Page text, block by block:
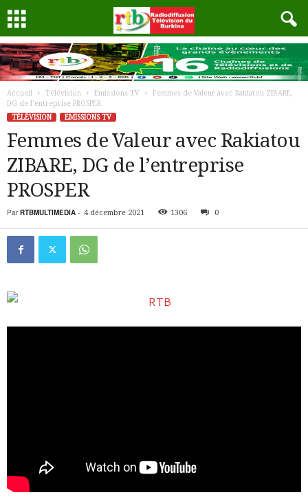
Accueil Télévision Emissions TV
Femmes de Valeur avec Rakiatou ZIBARE,
DG de l’entreprise PROSPER
TÉLÉVISION
EMISSIONS TV
Femmes de Valeur avec Rakiatou
ZIBARE, DG de l’entreprise
PROSPER
Par RTBMULTIMEDIA - 4 décembre 2021 1306 0